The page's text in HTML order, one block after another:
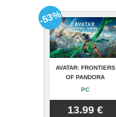
AVATAR: FRONTIERS
OF PANDORA
PC
13.99 €
-53%